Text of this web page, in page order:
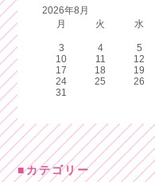
2026年8月
月
火 水
3
4 5
10
11 12
17
18 19
24
25 26
31
カテゴリー